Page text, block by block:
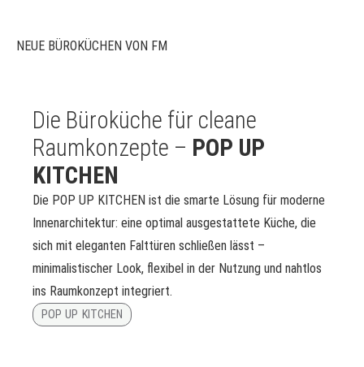
NEUE BÜROKÜCHEN VON FM
Die Büroküche für cleane
Raumkonzepte – POP UP
KITCHEN
Die POP UP KITCHEN ist die smarte Lösung für moderne
Innenarchitektur: eine optimal ausgestattete Küche, die
sich mit eleganten Falttüren schließen lässt –
minimalistischer Look, flexibel in der Nutzung und nahtlos
ins Raumkonzept integriert.
POP UP KITCHEN